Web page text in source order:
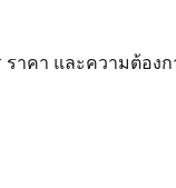
าคา และความต้อง